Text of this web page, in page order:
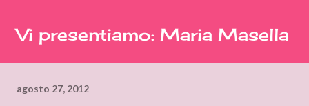
Vi presentiamo: Maria Masella
agosto 27, 2012